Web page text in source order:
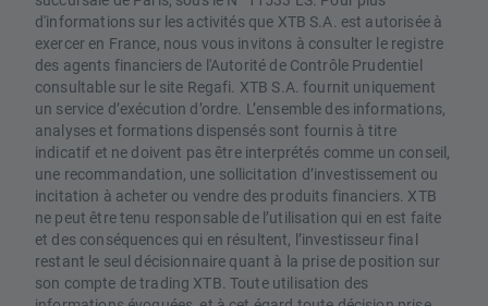
d'informations sur les activités que XTB S.A. est autorisée à
exercer en France, nous vous invitons à consulter le registre
des agents financiers de l'Autorité de Contrôle Prudentiel
consultable sur le site Regafi. XTB S.A. fournit uniquement
un service d’exécution d’ordre. L’ensemble des informations,
analyses et formations dispensés sont fournis à titre
indicatif et ne doivent pas être interprétés comme un conseil,
une recommandation, une sollicitation d’investissement ou
incitation à acheter ou vendre des produits financiers. XTB
ne peut être tenu responsable de l’utilisation qui en est faite
et des conséquences qui en résultent, l’investisseur final
restant le seul décisionnaire quant à la prise de position sur
son compte de trading XTB. Toute utilisation des